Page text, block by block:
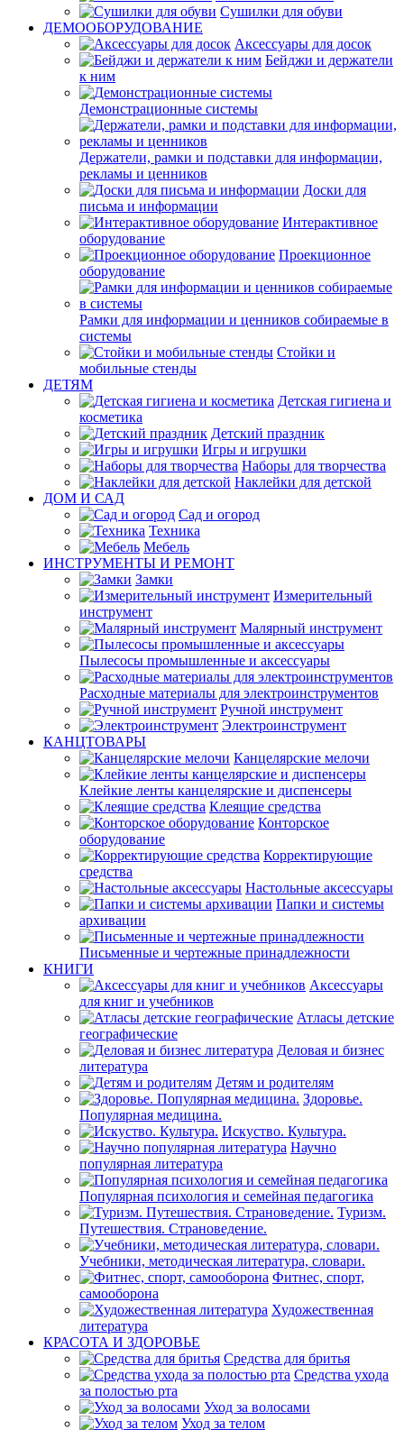
Сушилки для обуви
ДЕМООБОРУДОВАНИЕ
Аксессуары для досок
Бейджи и держатели
к ним
Демонстрационные системы
Держатели, рамки и подставки для информации,
рекламы и ценников
Доски для
письма и информации
Интерактивное
оборудование
Проекционное
оборудование
Рамки для информации и ценников собираемые в
системы
Стойки и
мобильные стенды
ДЕТЯМ
Детская гигиена и
косметика
Детский праздник
Игры и игрушки
Наборы для творчества
Наклейки для детской
ДОМ И САД
Сад и огород
Техника
Мебель
ИНСТРУМЕНТЫ И РЕМОНТ
Замки
Измерительный
инструмент
Малярный инструмент
Пылесосы промышленные и аксессуары
Расходные материалы для электроинструментов
Ручной инструмент
Электроинструмент
КАНЦТОВАРЫ
Канцелярские мелочи
Клейкие ленты канцелярские и диспенсеры
Клеящие средства
Конторское
оборудование
Корректирующие
средства
Настольные аксессуары
Папки и системы
архивации
Письменные и чертежные принадлежности
КНИГИ
Аксессуары
для книг и учебников
Атласы детские
географические
Деловая и бизнес
литература
Детям и родителям
Здоровье.
Популярная медицина.
Искуство. Культура.
Научно
популярная литература
Популярная психология и семейная педагогика
Туризм.
Путешествия. Страноведение.
Учебники, методическая литература, словари.
Фитнес, спорт,
самооборона
Художественная
литература
КРАСОТА И ЗДОРОВЬЕ
Средства для бритья
Средства ухода
за полостью рта
Уход за волосами
Уход за телом